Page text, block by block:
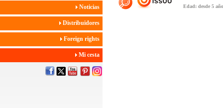
Noticias
Distribuidores
Foreign rights
Mi cesta
Edad: desde 5